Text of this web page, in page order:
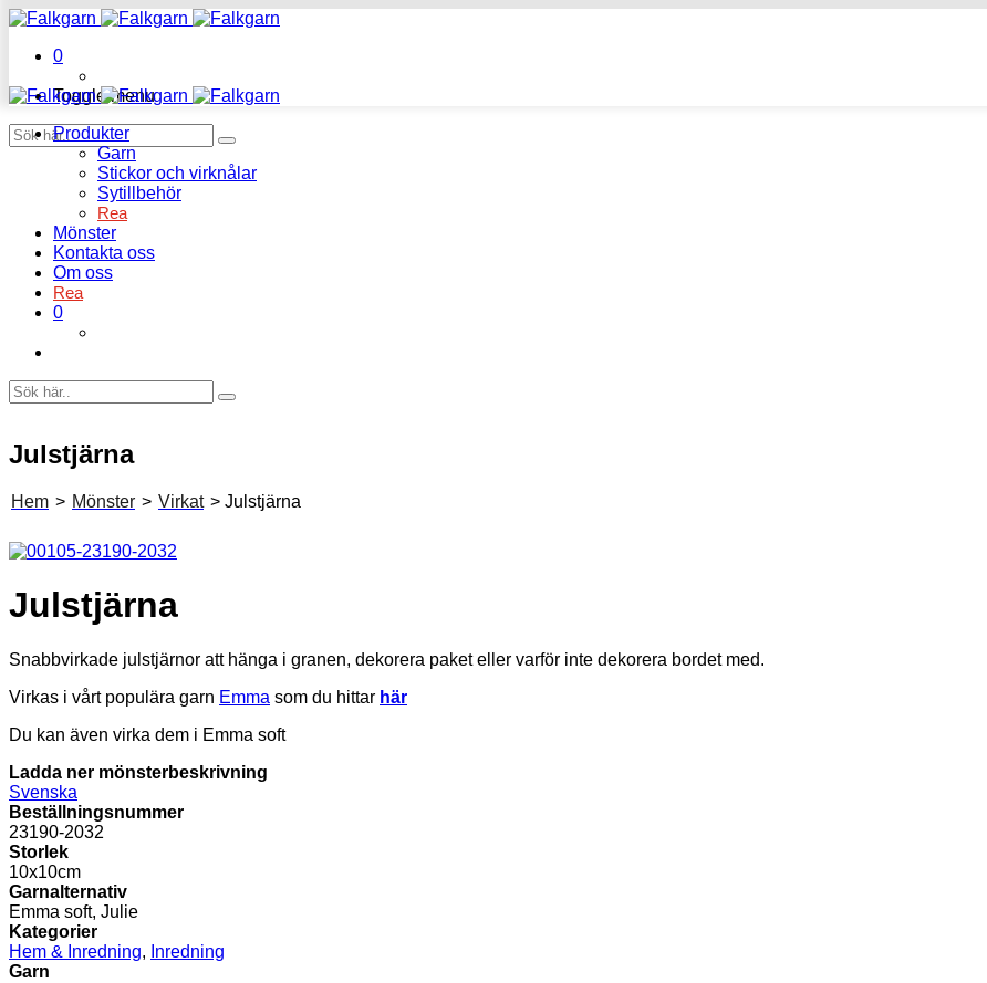
0
Toggle menu
Produkter
Garn
Stickor och virknålar
Sytillbehör
Rea
Mönster
Kontakta oss
Om oss
Rea
0
Julstjärna
Hem > Mönster > Virkat > Julstjärna
Julstjärna
Snabbvirkade julstjärnor att hänga i granen, dekorera paket eller varför inte dekorera bordet med.
Virkas i vårt populära garn Emma som du hittar här
Du kan även virka dem i Emma soft
Ladda ner mönsterbeskrivning
Svenska
Beställningsnummer
23190-2032
Storlek
10x10cm
Garnalternativ
Emma soft, Julie
Kategorier
Hem & Inredning, Inredning
Garn